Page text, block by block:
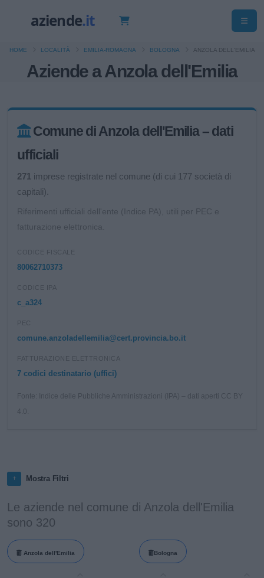
Aziende a Anzola dell'Emilia
HOME LOCALITÀ EMILIA-ROMAGNA BOLOGNA ANZOLA DELL'EMILIA
Comune di Anzola dell'Emilia – dati
ufficiali
271 imprese registrate nel comune (di cui 177 società di
capitali).
Riferimenti ufficiali dell'ente (Indice PA), utili per PEC e
fatturazione elettronica.
CODICE FISCALE
80062710373
CODICE IPA
c_a324
PEC
comune.anzoladellemilia@cert.provincia.bo.it
FATTURAZIONE ELETTRONICA
7 codici destinatario (uffici)
Fonte: Indice delle Pubbliche Amministrazioni (IPA) – dati aperti CC BY
Mostra Filtri
Le aziende nel comune di Anzola dell'Emilia
sono 320
Anzola dell'Emilia Bologna